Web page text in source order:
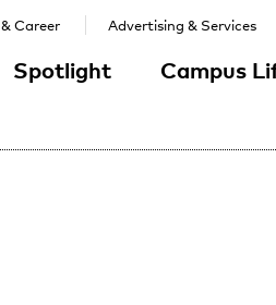
Spotlight Campus
Career Advertising & Services